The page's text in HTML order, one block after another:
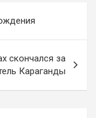
скончался за
Караганды